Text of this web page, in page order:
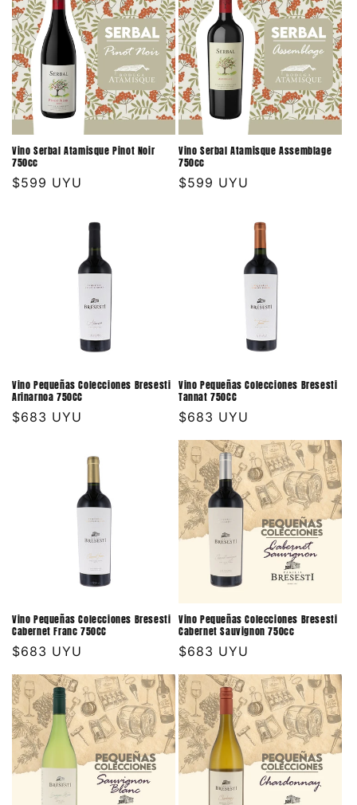
Vino Serbal Atamisque Pinot Noir
750cc
Precio
$599 UYU
Vino Serbal Atamisque Assemblage
750cc
Precio
$599 UYU
Vino Pequeñas Colecciones Bresesti
Arinarnoa 750CC
Precio
$683 UYU
Vino Pequeñas Colecciones Bresesti
Tannat 750CC
Precio
$683 UYU
Vino Pequeñas Colecciones Bresesti
Cabernet Franc 750CC
Precio
$683 UYU
Vino Pequeñas Colecciones Bresesti
Cabernet Sauvignon 750cc
Precio
$683 UYU